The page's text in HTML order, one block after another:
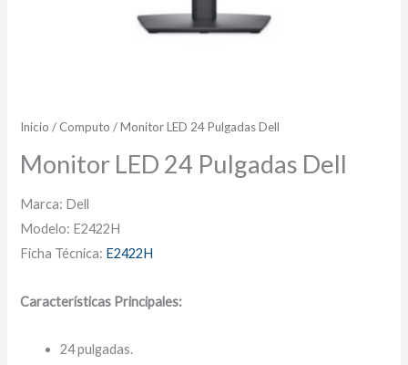
Inicio / Computo / Monitor LED 24 Pulgadas Dell
Monitor LED 24 Pulgadas Dell
Marca: Dell
Modelo: E2422H
Ficha Técnica: E2422H
Características Principales:
24 pulgadas.